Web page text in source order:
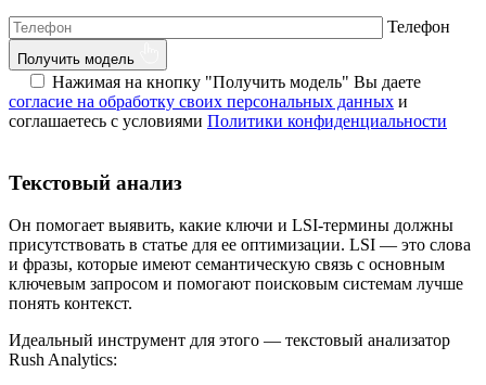
Телефон
Получить модель
Нажимая на кнопку "Получить модель" Вы даете
согласие на обработку своих персональных данных и
соглашаетесь с условиями Политики конфиденциальности
Текстовый анализ
Он помогает выявить, какие ключи и LSI-термины должны
присутствовать в статье для ее оптимизации. LSI — это слова
и фразы, которые имеют семантическую связь с основным
ключевым запросом и помогают поисковым системам лучше
понять контекст.
Идеальный инструмент для этого — текстовый анализатор
Rush Analytics: